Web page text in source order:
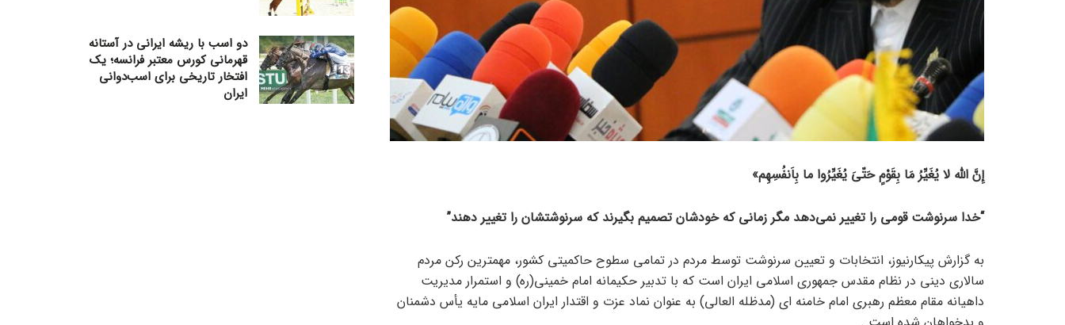
إِنَّ الله لا يُغَيِّرُ مَا بِقَوْمٍ حَتّیَ يُغَيِّرُوا ما بِاَنفُسِهِم»
“خدا سرنوشت قومی را تغییر نمی‌دهد مگر زمانی که خودشان تصمیم بگیرند که سرنوشتشان را تغییر دهند”
به گزارش پیکارنیوز، انتخابات و تعیین سرنوشت توسط مردم در تمامی سطوح حاکمیتی کشور، مهمترین رکن مردم
سالاری دینی در نظام مقدس جمهوری اسلامی ایران است که با تدبیر حکیمانه امام خمینی(ره) و استمرار مدیریت
داهیانه مقام معظم رهبری امام خامنه ای (مدظله العالی) به عنوان نماد عزت و اقتدار ایران اسلامی مایه یأس دشمنان
دو اسب با ریشه ایرانی در آستانه
قهرمانی کورس معتبر فرانسه؛ یک
افتخار تاریخی برای اسب‌دوانی
ایران